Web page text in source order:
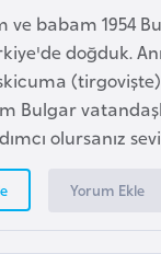
ve babam 1954
doğduk.
Bulgar
olursanız
Yorum Ekle